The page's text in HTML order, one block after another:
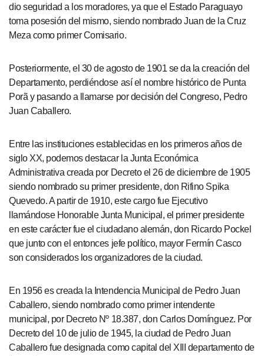
dio seguridad a los moradores, ya que el Estado Paraguayo
toma posesión del mismo, siendo nombrado Juan de la Cruz
Meza como primer Comisario.
Posteriormente, el 30 de agosto de 1901 se da la creación del
Departamento, perdiéndose así el nombre histórico de Punta
Porã y pasando a llamarse por decisión del Congreso, Pedro
Juan Caballero.
Entre las instituciones establecidas en los primeros años de
siglo XX, podemos destacar la Junta Económica
Administrativa creada por Decreto el 26 de diciembre de 1905
siendo nombrado su primer presidente, don Rifino Spika
Quevedo. A partir de 1910, este cargo fue Ejecutivo
llamándose Honorable Junta Municipal, el primer presidente
en este carácter fue el ciudadano alemán, don Ricardo Pockel
que junto con el entonces jefe político, mayor Fermín Casco
son considerados los organizadores de la ciudad.
En 1956 es creada la Intendencia Municipal de Pedro Juan
Caballero, siendo nombrado como primer intendente
municipal, por Decreto Nº 18.387, don Carlos Domínguez. Por
Decreto del 10 de julio de 1945, la ciudad de Pedro Juan
Caballero fue designada como capital del XIII departamento de